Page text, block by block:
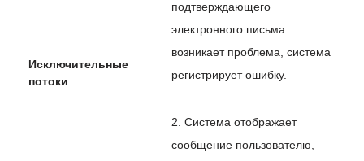
Исключительные
потоки
подтверждающего
электронного письма
возникает проблема, система
регистрирует ошибку.
2. Система отображает
сообщение пользователю,